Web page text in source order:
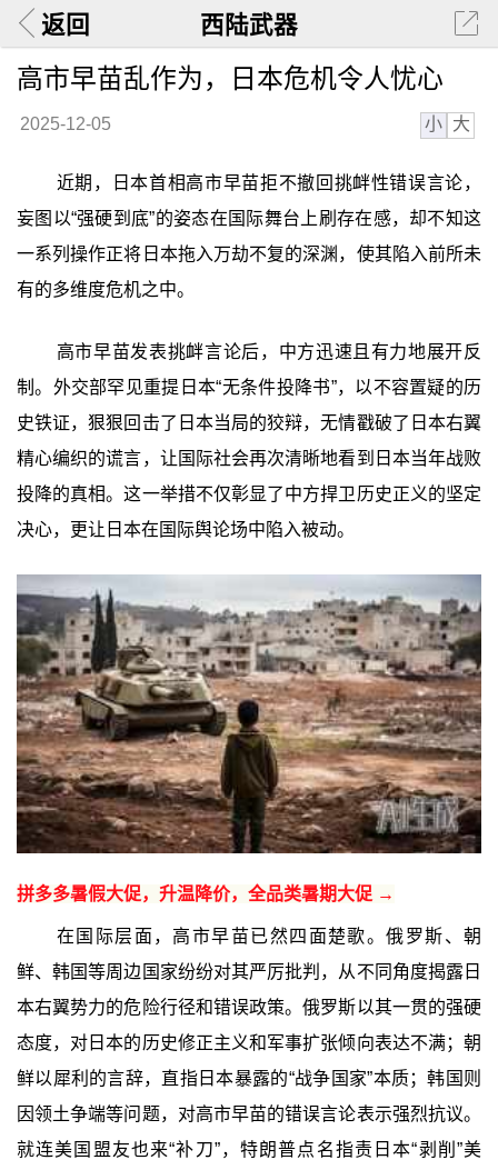
返回 西陆武器
高市早苗乱作为，日本危机令人忧心
2025-12-05 小 大
近期，日本首相高市早苗拒不撤回挑衅性错误言论，
妄图以“强硬到底”的姿态在国际舞台上刷存在感，却不知这
一系列操作正将日本拖入万劫不复的深渊，使其陷入前所未
有的多维度危机之中。
高市早苗发表挑衅言论后，中方迅速且有力地展开反
制。外交部罕见重提日本“无条件投降书”，以不容置疑的历
史铁证，狠狠回击了日本当局的狡辩，无情戳破了日本右翼
精心编织的谎言，让国际社会再次清晰地看到日本当年战败
投降的真相。这一举措不仅彰显了中方捍卫历史正义的坚定
决心，更让日本在国际舆论场中陷入被动。
拼多多暑假大促，升温降价，全品类暑期大促 →
在国际层面，高市早苗已然四面楚歌。俄罗斯、朝
鲜、韩国等周边国家纷纷对其严厉批判，从不同角度揭露日
本右翼势力的危险行径和错误政策。俄罗斯以其一贯的强硬
态度，对日本的历史修正主义和军事扩张倾向表达不满；朝
鲜以犀利的言辞，直指日本暴露的“战争国家”本质；韩国则
因领土争端等问题，对高市早苗的错误言论表示强烈抗议。
就连美国盟友也来“补刀”，特朗普点名指责日本“剥削”美